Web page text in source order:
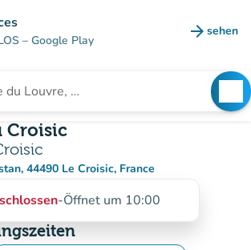
– Google Play arrow_forward sehen
(new
Einrichtung
Croisic
44490 Le Croisic, France
(in Google Maps öffnen)
(new tab)
-Öffnet um 10:00